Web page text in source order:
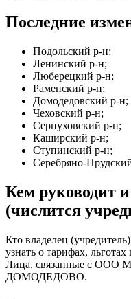
Последние
Подольский р-н;
Ленинский р-н;
Люберецкий р-н;
Раменский р-н;
Домодедовский р-н;
Чеховский р-н;
Серпуховский р-н;
Каширский р-н;
Ступинский р-н;
Серебряно-
Кем руководит
(числится
Кто владелец
узнать о тарифах,
Лица, связанные с
ДОМОДЕДОВО.